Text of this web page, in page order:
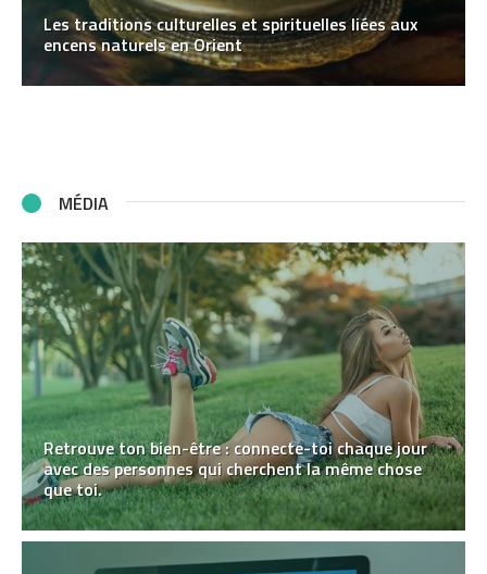
Les traditions culturelles et spirituelles liées aux
encens naturels en Orient
MÉDIA
Retrouve ton bien-être : connecte-toi chaque jour
avec des personnes qui cherchent la même chose
que toi.